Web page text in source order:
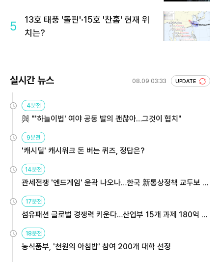
5
13호 태풍 '돌핀'·15호 '찬홈' 현재 위
치는?
실시간 뉴스 08.09 03:33 UPDATE
4분전
與 "'하늘이법' 여야 공동 발의 괜찮아…그것이 협치"
9분전
'캐시딜' 캐시워크 돈 버는 퀴즈, 정답은?
14분전
관세전쟁 '엔드게임' 윤곽 나오나…한국 新통상정책 교두보 활
용해야
17분전
섬유패션 글로벌 경쟁력 키운다…산업부 15개 과제 180억 지
원
18분전
농식품부, '천원의 아침밥' 참여 200개 대학 선정